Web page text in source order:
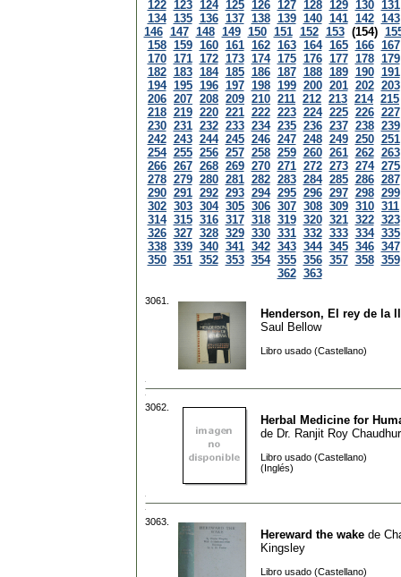
122 123 124 125 126 127 128 129 130 131
134 135 136 137 138 139 140 141 142 143
146 147 148 149 150 151 152 153 (154)
158 159 160 161 162 163 164 165 166 167
170 171 172 173 174 175 176 177 178 179
182 183 184 185 186 187 188 189 190 191
194 195 196 197 198 199 200 201 202 203
206 207 208 209 210 211 212 213 214 215
218 219 220 221 222 223 224 225 226 227
230 231 232 233 234 235 236 237 238 239
242 243 244 245 246 247 248 249 250 251
254 255 256 257 258 259 260 261 262 263
266 267 268 269 270 271 272 273 274 275
278 279 280 281 282 283 284 285 286 287
290 291 292 293 294 295 296 297 298 299
302 303 304 305 306 307 308 309 310 311
314 315 316 317 318 319 320 321 322 323
326 327 328 329 330 331 332 333 334 335
338 339 340 341 342 343 344 345 346 347
350 351 352 353 354 355 356 357 358 359
362 363
3061.
Henderson, El rey de la
Saul Bellow
Libro usado (Castellano)
3062.
Herbal Medicine for
de Dr. Ranjit Roy
Libro usado (Castellano)
(Inglés)
3063.
Hereward the wake de
Kingsley
Libro usado (Castellano)